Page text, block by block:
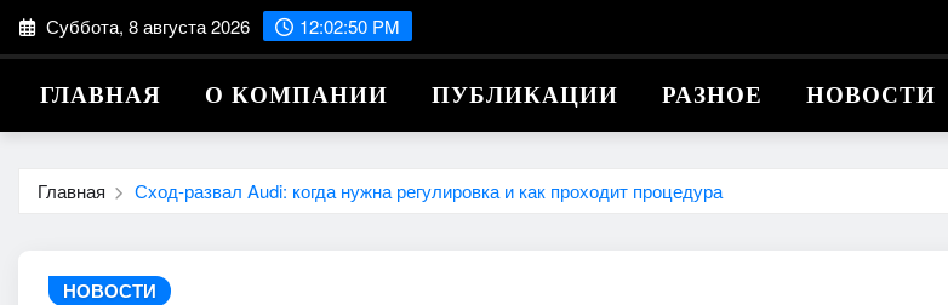
Перейти
к
содержимому
Суббота, 8 августа 2026 12:02:51 PM
ГЛАВНАЯ О КОМПАНИИ ПУБЛИКАЦИИ РАЗНОЕ НОВОСТИ
Главная Сход-развал Audi: когда нужна регулировка и как проходит процедура
НОВОСТИ